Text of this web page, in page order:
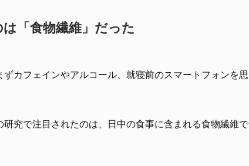
「食物繊維」だった
カフェインやアルコール、就寝前のスマートフォンを思
究で注目されたのは、日中の食事に含まれる食物繊維で